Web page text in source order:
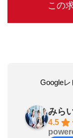
この
Google
みら
4.5